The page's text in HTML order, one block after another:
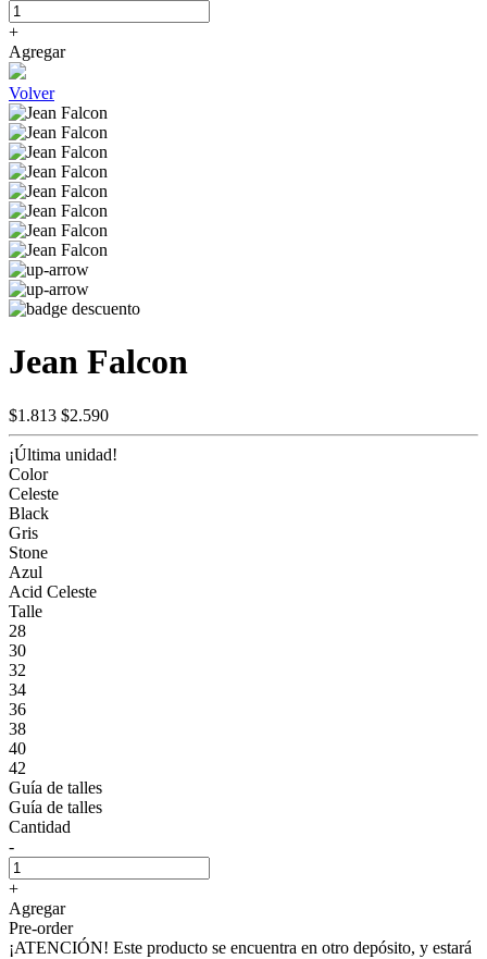
+
Agregar
Volver
Jean Falcon
$1.813 $2.590
¡Última unidad!
Color
Celeste
Black
Gris
Stone
Azul
Acid Celeste
Talle
28
30
32
34
36
38
40
42
Guía de talles
Guía de talles
Cantidad
-
+
Agregar
Pre-order
¡ATENCIÓN! Este producto se encuentra en otro depósito, y estará